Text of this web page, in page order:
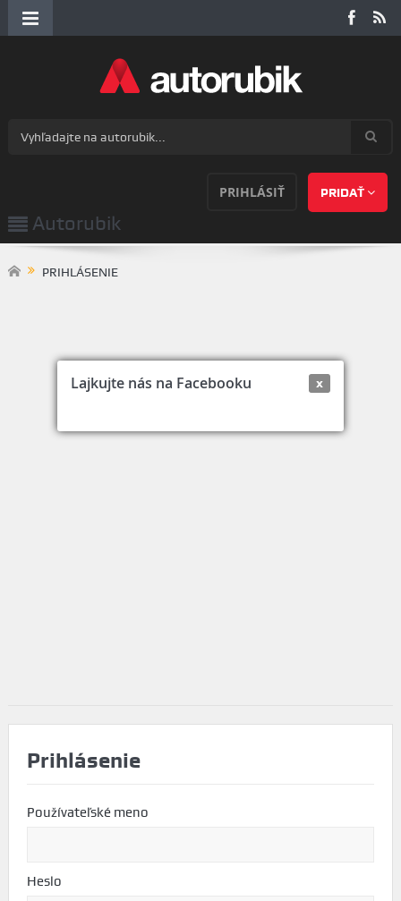
Lajkujte nás na Facebooku x
PRIHLÁSIŤ PRIDAŤ
Autorubik
PRIHLÁSENIE
Prihlásenie
Používateľské meno
Heslo